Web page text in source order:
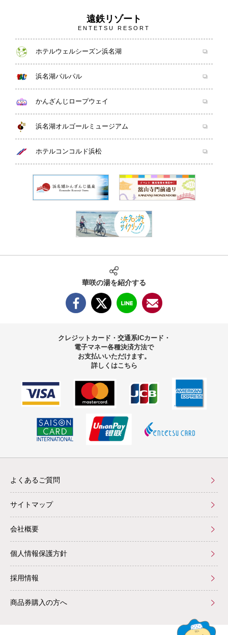
遠鉄リゾート
ENTETSU RESORT
ホテルウェルシーズン浜名湖
浜名湖パルパル
かんざんじロープウェイ
浜名湖オルゴールミュージアム
ホテルコンコルド浜松
華咲の湯を紹介する
クレジットカード・交通系ICカード・
電子マネー各種決済方法で
お支払いいただけます。
詳しくはこちら
よくあるご質問
サイトマップ
会社概要
個人情報保護方針
採用情報
商品券購入の方へ